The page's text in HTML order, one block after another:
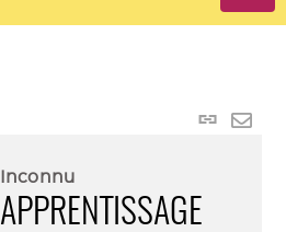
Lien
Inconnu
APPRENTISSAGE